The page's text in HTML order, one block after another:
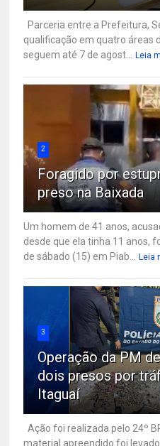
Parceria entre a Prefeitura,
qualificação em quatro áreas
seguem até 7 de agost...
Leia
2
Foragido por
preso na Baixada
Um homem de 41 anos,
desde que ela tinha 11 anos,
de sábado (15) em Piab...
Leia
3
Operação da PM
dois presos por
Itaguaí
Ação foi realizada pelo 24º
material apreendido foi